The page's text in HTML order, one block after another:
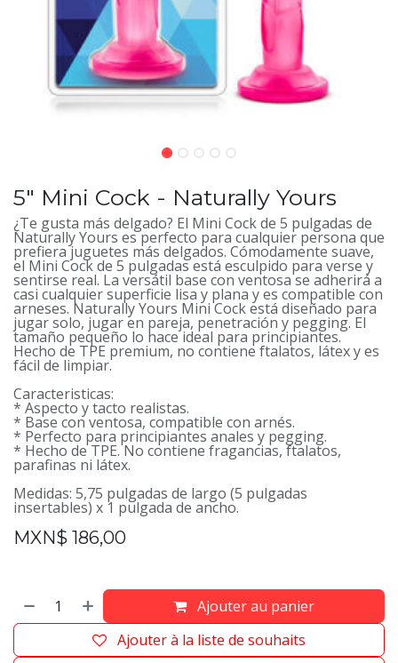
5" Mini Cock - Naturally Yours
¿Te gusta más delgado? El Mini Cock de 5 pulgadas de
Naturally Yours es perfecto para cualquier persona que
prefiera juguetes más delgados. Cómodamente suave,
el Mini Cock de 5 pulgadas está esculpido para verse y
sentirse real. La versátil base con ventosa se adherirá a
casi cualquier superficie lisa y plana y es compatible con
arneses. Naturally Yours Mini Cock está diseñado para
jugar solo, jugar en pareja, penetración y pegging. El
tamaño pequeño lo hace ideal para principiantes.
Hecho de TPE premium, no contiene ftalatos, látex y es
fácil de limpiar.
Caracteristicas:
* Aspecto y tacto realistas.
* Base con ventosa, compatible con arnés.
* Perfecto para principiantes anales y pegging.
* Hecho de TPE. No contiene fragancias, ftalatos,
parafinas ni látex.
Medidas: 5,75 pulgadas de largo (5 pulgadas
insertables) x 1 pulgada de ancho.
MXN$ 186,00
Ajouter au panier
Ajouter à la liste de souhaits